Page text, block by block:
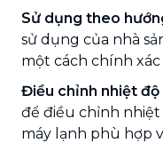
Sử dụng theo
sử dụng của nhà
một cách chính xác
Điều chỉnh nhiệt độ
để điều chỉnh nhiệt
máy lạnh phù hợp